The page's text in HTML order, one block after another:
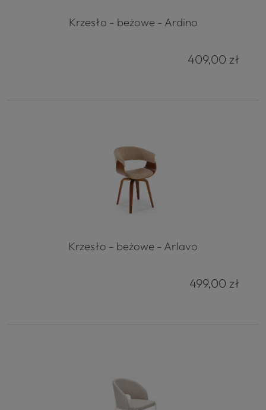
Krzesło - beżowe - Ardino
409,00 zł
Krzesło - beżowe - Arlavo
499,00 zł